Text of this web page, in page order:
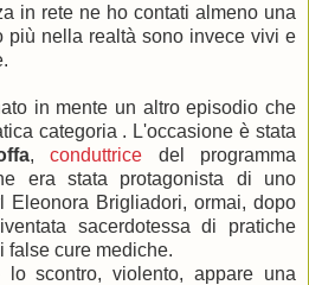
in rete ne ho contati almeno una
più nella realtà sono invece vivi e
in mente un altro episodio che
categoria . L'occasione è stata
,conduttrice del programma
era stata protagonista di uno
Eleonora Brigliadori, ormai, dopo
sacerdotessa di pratiche
false cure mediche.
scontro, violento, appare una